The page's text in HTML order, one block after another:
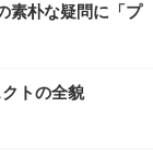
素朴な疑問に「プ
トの全貌